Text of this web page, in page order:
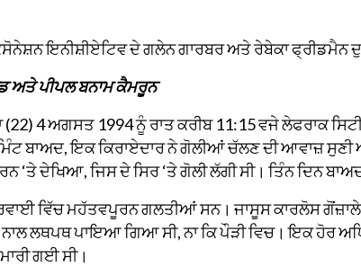
ਇਨੀਸ਼ੀਏਟਿਵ ਦੇ ਗਲੇਨ ਗਾਰਬਰ ਅਤੇ ਰੇਬੇਕਾ ਫ੍ਰੀਡਮੈਨ
ਅਤੇ ਪੀਪਲ ਬਨਾਮ ਕੈਮਰੂਨ
(22) 4 ਅਗਸਤ 1994 ਨੂੰ ਰਾਤ ਕਰੀਬ 11:15 ਵਜੇ ਲੇਫਰਾਕ
ਬਾਅਦ, ਇਕ ਕਿਰਾਏਦਾਰ ਨੇ ਗੋਲੀਆਂ ਚੱਲਣ ਦੀ ਆਵਾਜ਼ ਸੁਣੀ
‘ਤੇ ਦੇਖਿਆ, ਜਿਸ ਦੇ ਸਿਰ ‘ਤੇ ਗੋਲੀ ਲੱਗੀ ਸੀ। ਤਿੰਨ ਦਿਨ
ਵਿੱਚ ਮਹੱਤਵਪੂਰਨ ਗਲਤੀਆਂ ਸਨ। ਜਾਸੂਸ ਕਾਰਲੋਸ
ਲਥਪਥ ਪਾਇਆ ਗਿਆ ਸੀ, ਨਾ ਕਿ ਪੌੜੀ ਵਿਚ। ਇਕ ਹੋਰ
ਗਈ ਸੀ।